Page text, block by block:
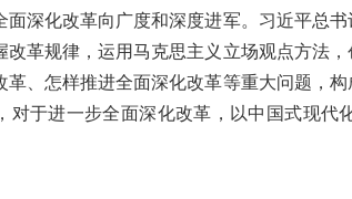
面深化改革向广度和深度进军。习近平总
改革规律，运用马克思主义立场观点方法
、怎样推进全面深化改革等重大问题，
对于进一步全面深化改革，以中国式现